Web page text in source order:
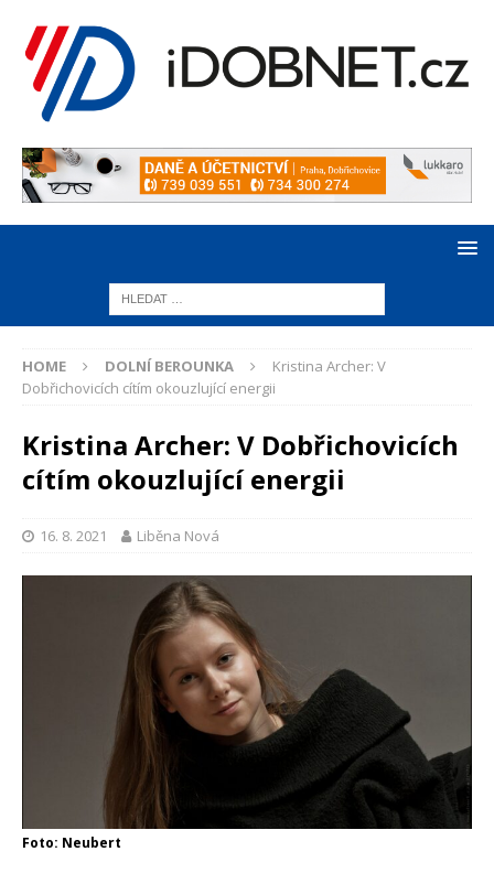
HOME DOLNÍ BEROUNKA
Kristina Archer: V
Dobřichovicích cítím okouzlující energii
Kristina Archer: V Dobřichovicích
cítím okouzlující energii
16. 8. 2021 Liběna Nová
Foto: Neubert